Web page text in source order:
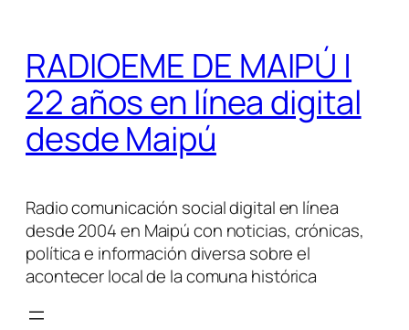
contenido
RADIOEME DE MAIPÚ |
22 años en línea digital
desde Maipú
Radio comunicación social digital en línea
desde 2004 en Maipú con noticias, crónicas,
política e información diversa sobre el
acontecer local de la comuna histórica